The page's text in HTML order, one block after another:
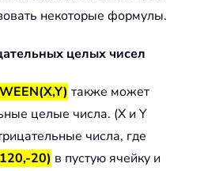
некоторые формулы.
целых чисел
также может
целые числа. (X и Y
числа, где
20) в пустую ячейку и